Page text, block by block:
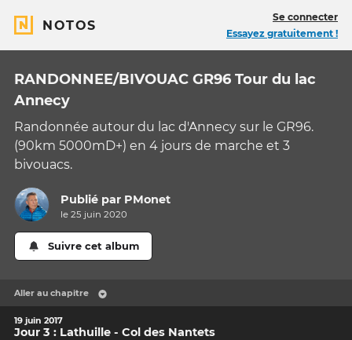
NOTOS
Se connecter
Essayez gratuitement !
RANDONNEE/BIVOUAC GR96 Tour du lac
Annecy
Randonnée autour du lac d'Annecy sur le GR96.
(90km 5000mD+) en 4 jours de marche et 3
bivouacs.
Publié par PMonet
le 25 juin 2020
Suivre cet album
Aller au chapitre
19 juin 2017
Jour 3 : Lathuille - Col des Nantets